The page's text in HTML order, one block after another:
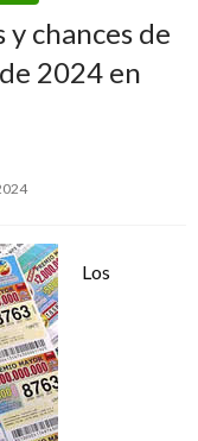
chances de
2024 en
Los